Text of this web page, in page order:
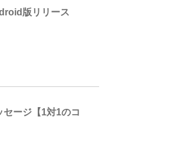
版リリース
ージ【1対1のコ